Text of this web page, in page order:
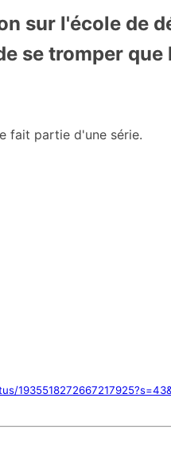
sur l'école de
se tromper
fait partie d'une série.